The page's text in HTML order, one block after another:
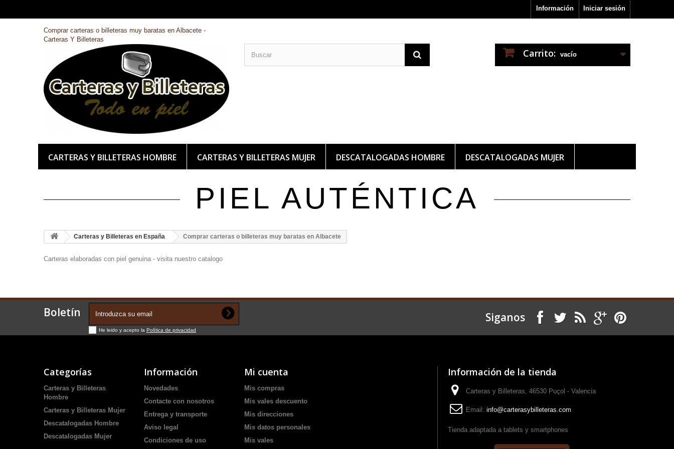
Iniciar sesión
Información
Comprar carteras o billeteras muy baratas en Albacete -
Carteras Y Billeteras
Carrito: vacío
CARTERAS Y BILLETERAS HOMBRE CARTERAS Y BILLETERAS MUJER DESCATALOGADAS HOMBRE DESCATALOGADAS MUJER
PIEL AUTÉNTICA
Carteras y Billeteras en España Comprar carteras o billeteras muy baratas en Albacete
Carteras elaboradas con piel genuina - visita nuestro catalogo
Boletín
He leido y acepto la Política de privacidad
Siganos
Categorías
Carteras y Billeteras
Hombre
Carteras y Billeteras Mujer
Descatalogadas Hombre
Descatalogadas Mujer
Información
Novedades
Contacte con nosotros
Entrega y transporte
Aviso legal
Condiciones de uso
Mi cuenta
Mis compras
Mis vales descuento
Mis direcciones
Mis datos personales
Mis vales
Información de la tienda
Carteras y Billeteras, 46530 Puçol - Valencia
Email: info@carterasybilleteras.com
Tienda adaptada a tablets y smartphones